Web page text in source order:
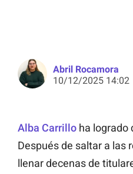
Abril Rocamora
10/12/2025 14:02
Alba Carrillo ha logrado
Después de saltar a las
llenar decenas de